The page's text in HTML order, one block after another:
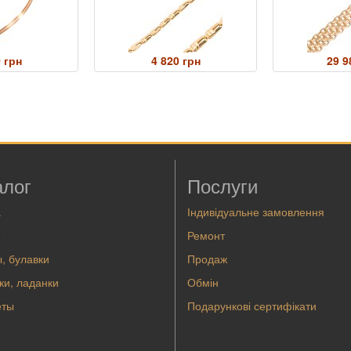
грн 4 820 грн 29
булавки
ладанки
Послуги
Індивідуальне замовлення
Ремонт
Продаж
Обмін
Подарункові сертифікати